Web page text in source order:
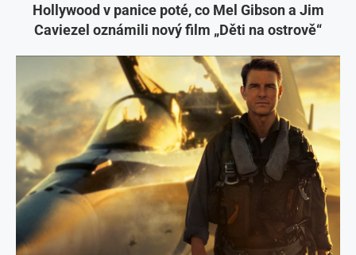
Hollywood v panice poté, co Mel Gibson a Jim
Caviezel oznámili nový film „Děti na ostrově“